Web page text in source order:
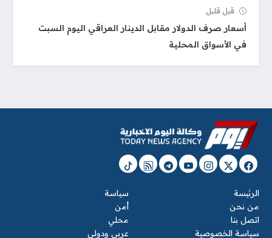
قبل قلیل
أسعار صرف الدولار مقابل الدينار العراقي اليوم السبت
في الأسواق المحلية
الرئيسة
من نحن
اتصل بنا
سياسة الخصوصية
سياسة
أمن
محلي
عربي ودولي